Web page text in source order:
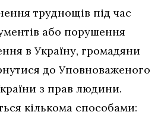
труднощів під час
або порушення
в Україну, громадяни
до Уповноваженого
з прав людини.
кількома способами: